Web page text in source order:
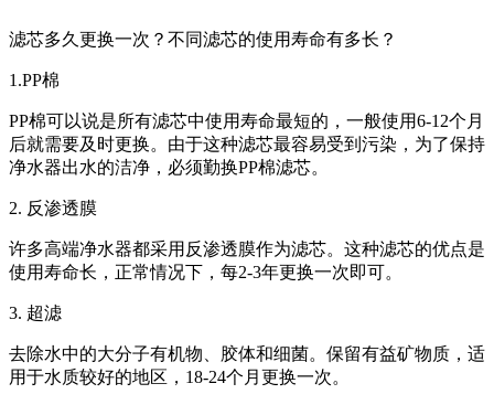
滤芯多久更换一次？不同滤芯的使用寿命有多长？
1.PP棉
PP棉可以说是所有滤芯中使用寿命最短的，一般使用6-12个月
后就需要及时更换。由于这种滤芯最容易受到污染，为了保持
净水器出水的洁净，必须勤换PP棉滤芯。
2. 反渗透膜
许多高端净水器都采用反渗透膜作为滤芯。这种滤芯的优点是
使用寿命长，正常情况下，每2-3年更换一次即可。
3. 超滤
去除水中的大分子有机物、胶体和细菌。保留有益矿物质，适
用于水质较好的地区，18-24个月更换一次。